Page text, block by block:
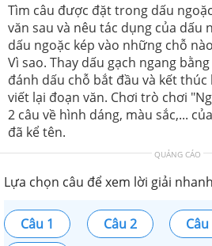
Tìm câu được đặt trong dấu
văn sau và nêu tác dụng của dấu
dấu ngoặc kép vào những chỗ
Vì sao. Thay dấu gạch ngang
đánh dấu chỗ bắt đầu và kết
viết lại đoạn văn. Chơi trò chơi
2 câu về hình dáng, màu sắc,...
đã kể tên.
QUẢNG CÁO
Lựa chọn câu để xem lời giải
Câu 1 Câu 2 Câu